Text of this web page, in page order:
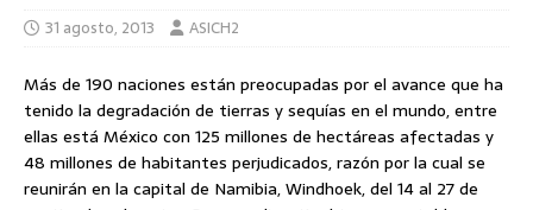
31 agosto, 2013 ASICH2
Más de 190 naciones están preocupadas por el avance que ha
tenido la degradación de tierras y sequías en el mundo, entre
ellas está México con 125 millones de hectáreas afectadas y
48 millones de habitantes perjudicados, razón por la cual se
reunirán en la capital de Namibia, Windhoek, del 14 al 27 de